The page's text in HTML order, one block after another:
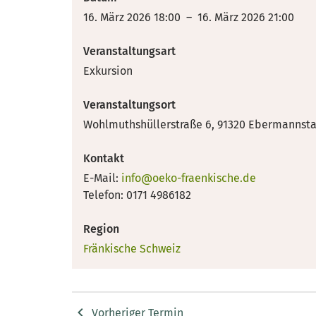
16. März 2026 18:00 – 16. März 2026 21:00
Veranstaltungsart
Exkursion
Veranstaltungsort
Wohlmuthshüllerstraße 6, 91320
Kontakt
E-Mail: info@oeko-fraenkische.de
Telefon: 0171 4986182
Region
Fränkische Schweiz
Vorheriger Termin